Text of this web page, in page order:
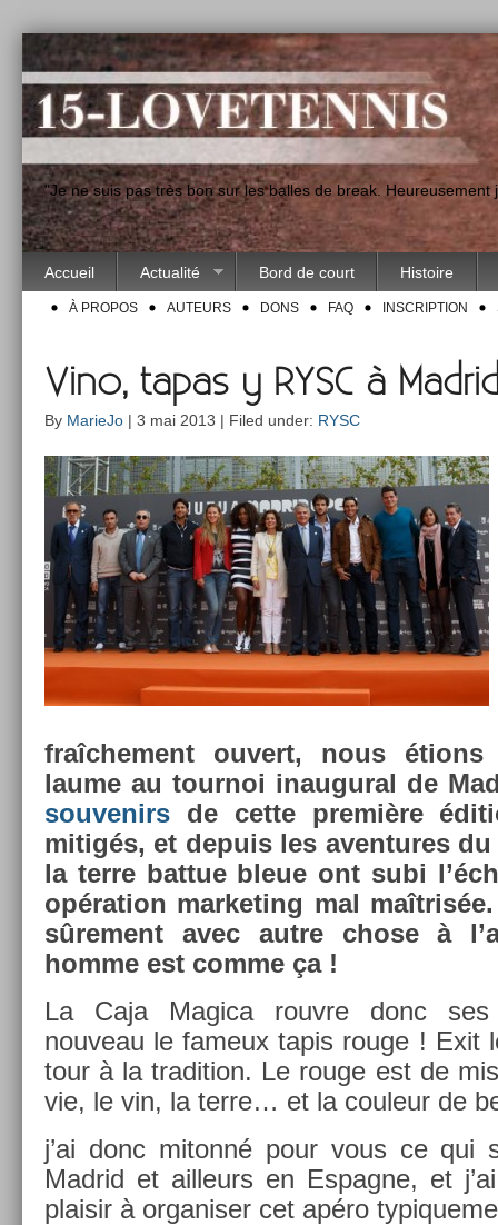
"Je ne suis pas très bon sur les balles de break.
Accueil Actualité Bord de court Histoire
À PROPOS AUTEURS DONS FAQ INSCRIPTION
Vino, tapas y RYSC à
By MarieJo | 3 mai 2013 | Filed under: RYSC
fraîche­ment ouvert, nous
laume au tour­noi in­augur­al de
souvenirs de cette première
mitigés, et de­puis les aven­tures
la terre bat­tue bleue ont subi
op­éra­tion mar­ket­ing mal
sûre­ment avec autre chose à
homme est comme ça !
La Caja Magica rouv­re donc
nouveau le fameux tapis rouge ! Exit
tour à la tradi­tion. Le rouge est de
vie, le vin, la terre… et la co­uleur de
j’ai donc mitonné pour vous ce qui
Mad­rid et ail­leurs en Es­pagne, et
plaisir à or­ganis­er cet apéro